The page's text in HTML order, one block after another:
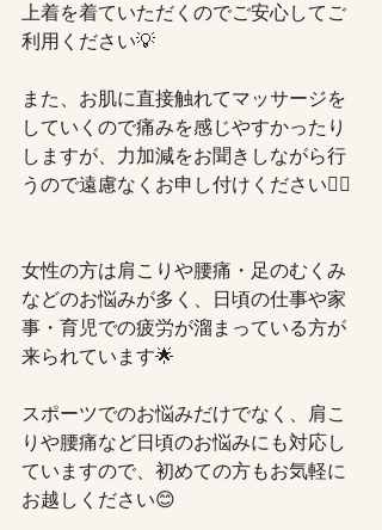
上着を着ていただくのでご安心してご
利用ください💡
また、お肌に直接触れてマッサージを
していくので痛みを感じやすかったり
しますが、力加減をお聞きしながら行
うので遠慮なくお申し付けください🙆‍♀️
女性の方は肩こりや腰痛・足のむくみ
などのお悩みが多く、日頃の仕事や家
事・育児での疲労が溜まっている方が
来られています🌟
スポーツでのお悩みだけでなく、肩こ
りや腰痛など日頃のお悩みにも対応し
ていますので、初めての方もお気軽に
お越しください😊